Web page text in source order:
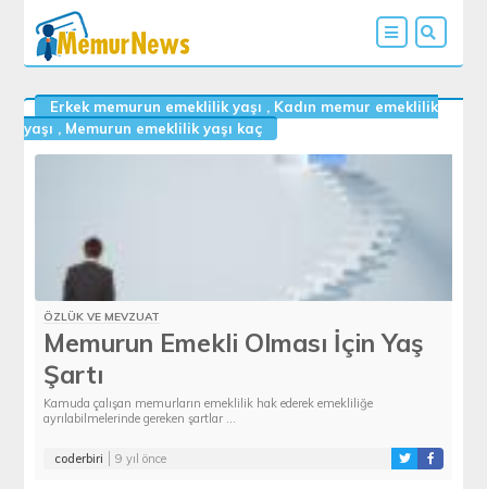
Erkek memurun emeklilik yaşı , Kadın memur emeklilik
yaşı , Memurun emeklilik yaşı kaç
ÖZLÜK VE MEVZUAT
Memurun Emekli Olması İçin Yaş
Şartı
Kamuda çalışan memurların emeklilik hak ederek emekliliğe
ayrılabilmelerinde gereken şartlar ...
coderbiri 9 yıl önce